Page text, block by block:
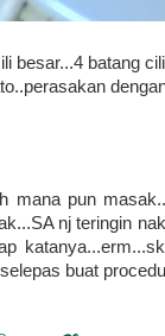
besar...4 batang
mana pun
nj teringin
buat